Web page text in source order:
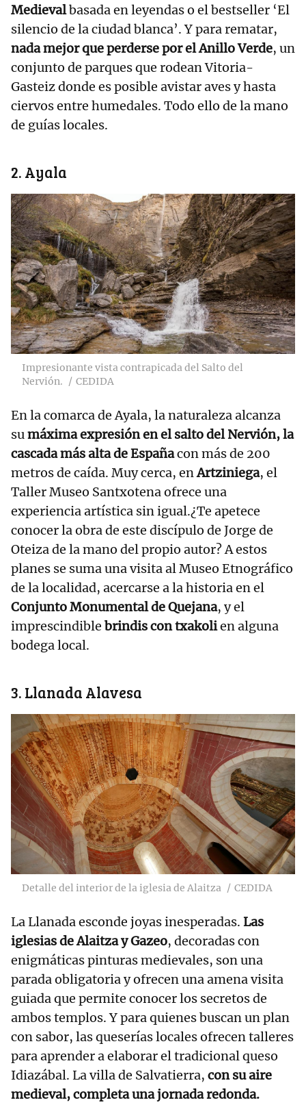
Medievalbasada en leyendas o el bestseller ‘El
silencio de la ciudad blanca’. Y para rematar,
nada mejor que perderse por el Anillo Verde, un
conjunto de parques que rodean Vitoria-
Gasteiz donde es posible avistar aves y hasta
ciervos entre humedales. Todo ello de la mano
de guías locales.
2. Ayala
Impresionante vista contrapicada del Salto del
Nervión.
CEDIDA
En la comarca de Ayala, la naturaleza alcanza
sumáxima expresión en el salto del Nervión, la
cascada más alta de Españacon más de 200
metros de caída. Muy cerca, enArtziniega, el
Taller Museo Santxotena ofrece una
experiencia artística sin igual.¿Te apetece
conocer la obra de este discípulo de Jorge de
Oteiza de la mano del propio autor? A estos
planes se suma una visita al Museo Etnográfico
de la localidad, acercarse a la historia en el
Conjunto Monumental de Quejana, y el
imprescindible brindis con txakolien alguna
bodega local.
3. Llanada Alavesa
Detalle del interior de la iglesia de Alaitza CEDIDA
La Llanada esconde joyas inesperadas. Las
iglesias de Alaitza y Gazeo, decoradas con
enigmáticas pinturas medievales, son una
parada obligatoria y ofrecen una amena visita
guiada que permite conocer los secretos de
ambos templos. Y para quienes buscan un plan
con sabor, las queserías locales ofrecen talleres
para aprender a elaborar el tradicional queso
Idiazábal. La villa de Salvatierra, con su aire
medieval, completa una jornada redonda.